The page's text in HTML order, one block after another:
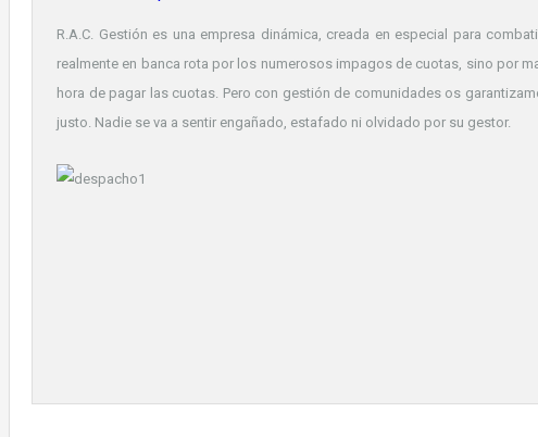
R.A.C. Gestión es una empresa dinámica, creada en especial para
realmente en banca rota por los numerosos impagos de cuotas, sino por
hora de pagar las cuotas. Pero con gestión de comunidades os
justo. Nadie se va a sentir engañado, estafado ni olvidado por su gestor.